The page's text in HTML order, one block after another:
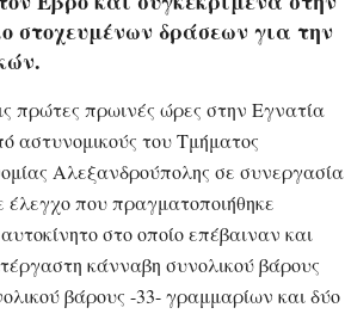
στοχευμένων δράσεων για την
πρώτες πρωινές ώρες στην Εγνατία
του Τμήματος
Αλεξανδρούπολης σε συνεργασία
έλεγχο που πραγματοποιήθηκε
στο οποίο επέβαιναν και
κάνναβη συνολικού βάρους
βάρους -33- γραμμαρίων και δύο